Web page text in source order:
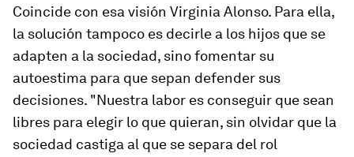
Coincide con esa visión Virginia Alonso. Para ella,
la solución tampoco es decirle a los hijos que se
adapten a la sociedad, sino fomentar su
autoestima para que sepan defender sus
decisiones. "Nuestra labor es conseguir que sean
libres para elegir lo que quieran, sin olvidar que la
sociedad castiga al que se separa del rol